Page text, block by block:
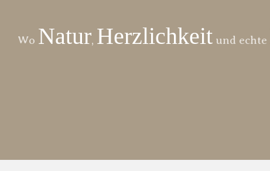
Wo Natur, Herzlichkeit und echte